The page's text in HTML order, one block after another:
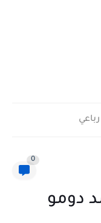
رباعي
0
دومو